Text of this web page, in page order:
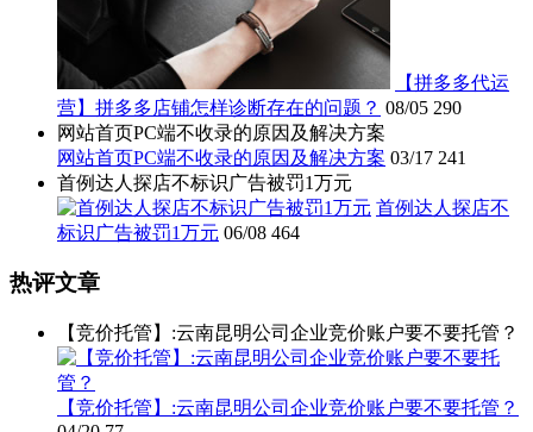
【拼多多代运
营】拼多多店铺怎样诊断存在的问题？ 08/05 290
网站首页PC端不收录的原因及解决方案
网站首页PC端不收录的原因及解决方案 03/17 241
首例达人探店不标识广告被罚1万元
首例达人探店不
标识广告被罚1万元 06/08 464
热评文章
【竞价托管】:云南昆明公司企业竞价账户要不要托管？
【竞价托管】:云南昆明公司企业竞价账户要不要托管？